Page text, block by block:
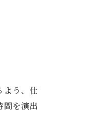
よう、仕
間を演出